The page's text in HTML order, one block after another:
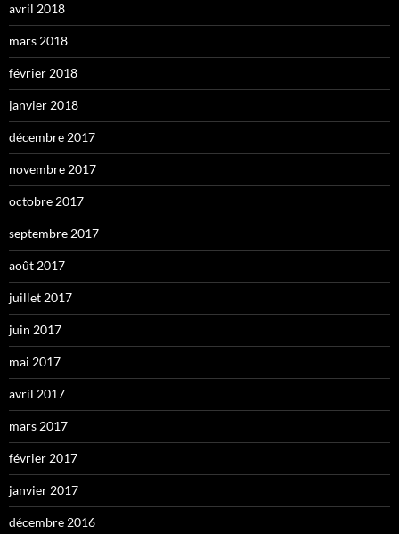
avril 2018
mars 2018
février 2018
janvier 2018
décembre 2017
novembre 2017
octobre 2017
septembre 2017
août 2017
juillet 2017
juin 2017
mai 2017
avril 2017
mars 2017
février 2017
janvier 2017
décembre 2016